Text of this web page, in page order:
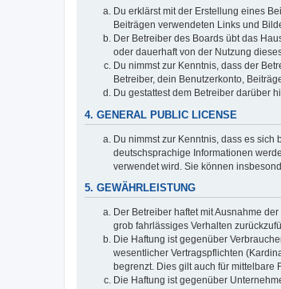
Du erklärst mit der Erstellung eines
Beiträgen verwendeten Links und
Der Betreiber des Boards übt das
oder dauerhaft von der Nutzung
Du nimmst zur Kenntnis, dass der
Betreiber, dein Benutzerkonto,
Du gestattest dem Betreiber darüber
4. GENERAL PUBLIC LICENSE
Du nimmst zur Kenntnis, dass es sich
deutschsprachige Informationen
verwendet wird. Sie können
5. GEWÄHRLEISTUNG
Der Betreiber haftet mit Ausnahme
grob fahrlässiges Verhalten
Die Haftung ist gegenüber
wesentlicher Vertragspflichten
begrenzt. Dies gilt auch für
Die Haftung ist gegenüber